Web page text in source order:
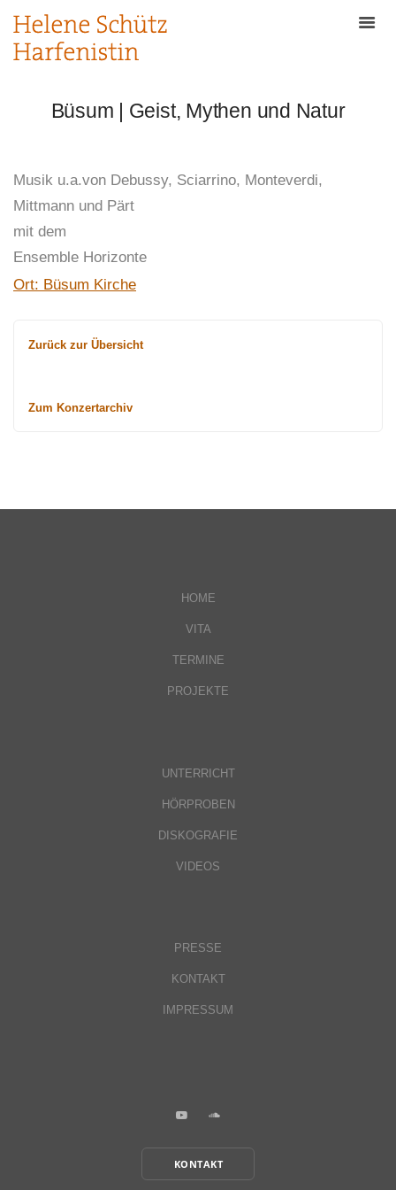
Büsum | Geist, Mythen und Natur
Musik u.a.von Debussy, Sciarrino, Monteverdi,
Mittmann und Pärt
mit dem
Ensemble Horizonte
Ort: Büsum Kirche
Zurück zur Übersicht
Zum Konzertarchiv
HOME
VITA
TERMINE
PROJEKTE
UNTERRICHT
HÖRPROBEN
DISKOGRAFIE
VIDEOS
PRESSE
KONTAKT
IMPRESSUM
KONTAKT